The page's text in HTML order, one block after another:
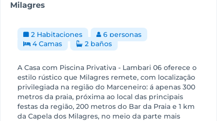
Milagres
2 Habitaciones
6 personas
4 Camas
2 baños
A Casa com Piscina Privativa - Lambari 06 oferece o
estilo rústico que Milagres remete, com localização
privilegiada na região do Marceneiro: á apenas 300
metros da praia, próxima ao local das principais
festas da região, 200 metros do Bar da Praia e 1 km
da Capela dos Milagres, no meio da parte mais